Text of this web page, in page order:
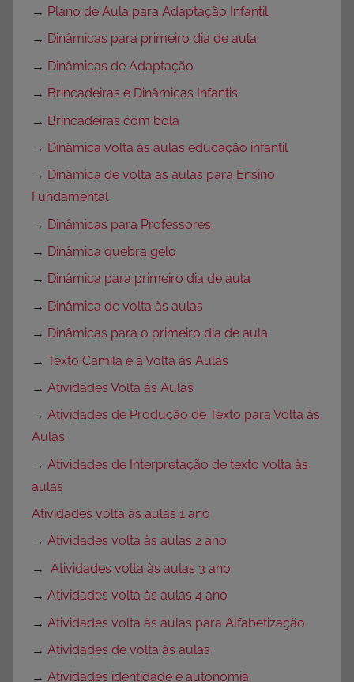
→ Plano de Aula para Adaptação Infantil
→ Dinâmicas para primeiro dia de aula
→ Dinâmicas de Adaptação
→ Brincadeiras e Dinâmicas Infantis
→ Brincadeiras com bola
→ Dinâmica volta às aulas educação infantil
→ Dinâmica de volta as aulas para Ensino
Fundamental
→ Dinâmicas para Professores
→ Dinâmica quebra gelo
→ Dinâmica para primeiro dia de aula
→ Dinâmica de volta às aulas
→ Dinâmicas para o primeiro dia de aula
→ Texto Camila e a Volta às Aulas
→ Atividades Volta às Aulas
→ Atividades de Produção de Texto para Volta às
Aulas
→ Atividades de Interpretação de texto volta às
aulas
Atividades volta às aulas 1 ano
→ Atividades volta às aulas 2 ano
→ Atividades volta às aulas 3 ano
→ Atividades volta às aulas 4 ano
→ Atividades volta às aulas para Alfabetização
→ Atividades de volta às aulas
→ Atividades identidade e autonomia